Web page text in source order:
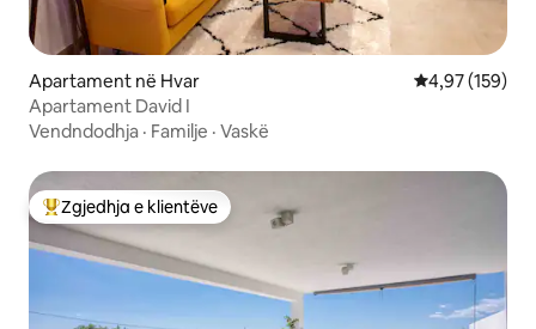
Apartament në Hvar Vlerësimi
4,97 (159)
Apartament David I
Vendndodhja · Familje · Vaskë
Më të mirat e zgjedhjeve të klientëve
Zgjedhja e klientëve